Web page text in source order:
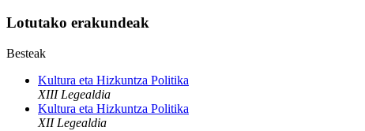
Lotutako erakundeak
Besteak
Kultura eta Hizkuntza Politika
XIII Legealdia
Kultura eta Hizkuntza Politika
XII Legealdia